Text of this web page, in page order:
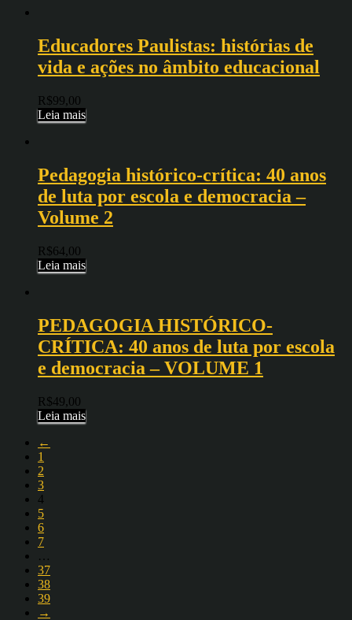
Educadores Paulistas: histórias de
vida e ações no âmbito educacional
R$99,00
Leia mais
Pedagogia histórico-crítica: 40 anos
de luta por escola e democracia –
Volume 2
R$64,00
Leia mais
PEDAGOGIA HISTÓRICO-
CRÍTICA: 40 anos de luta por escola
e democracia – VOLUME 1
R$49,00
Leia mais
←
1
2
3
4
5
6
7
…
37
38
39
→